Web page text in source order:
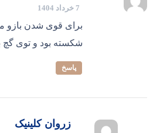
7 خرداد 1404
برای قوی شدن بازو
شکسته بود و توی گچ
پاسخ
زروان کلینیک